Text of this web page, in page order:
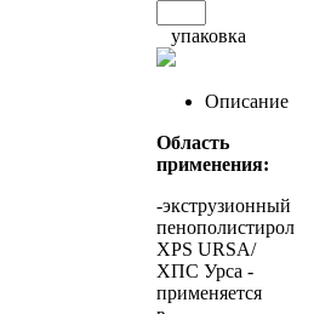
упаковка
Описание
Область
применения:
-экструзионный
пенополистирол
XPS URSA/
ХПС Урса -
применяется